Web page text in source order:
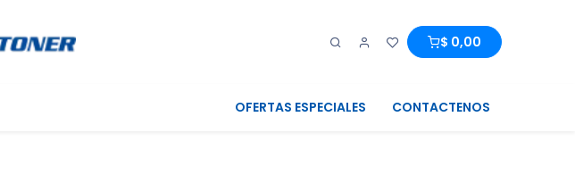
$ 0,00
OFERTAS ESPECIALES CONTACTENOS